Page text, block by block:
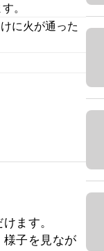
。
に火が通った
ます。
子を見なが